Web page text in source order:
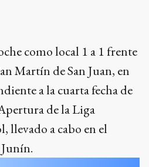
como local 1 a 1 frente
Martín de San Juan, en
a la cuarta fecha de
de la Liga
llevado a cabo en el